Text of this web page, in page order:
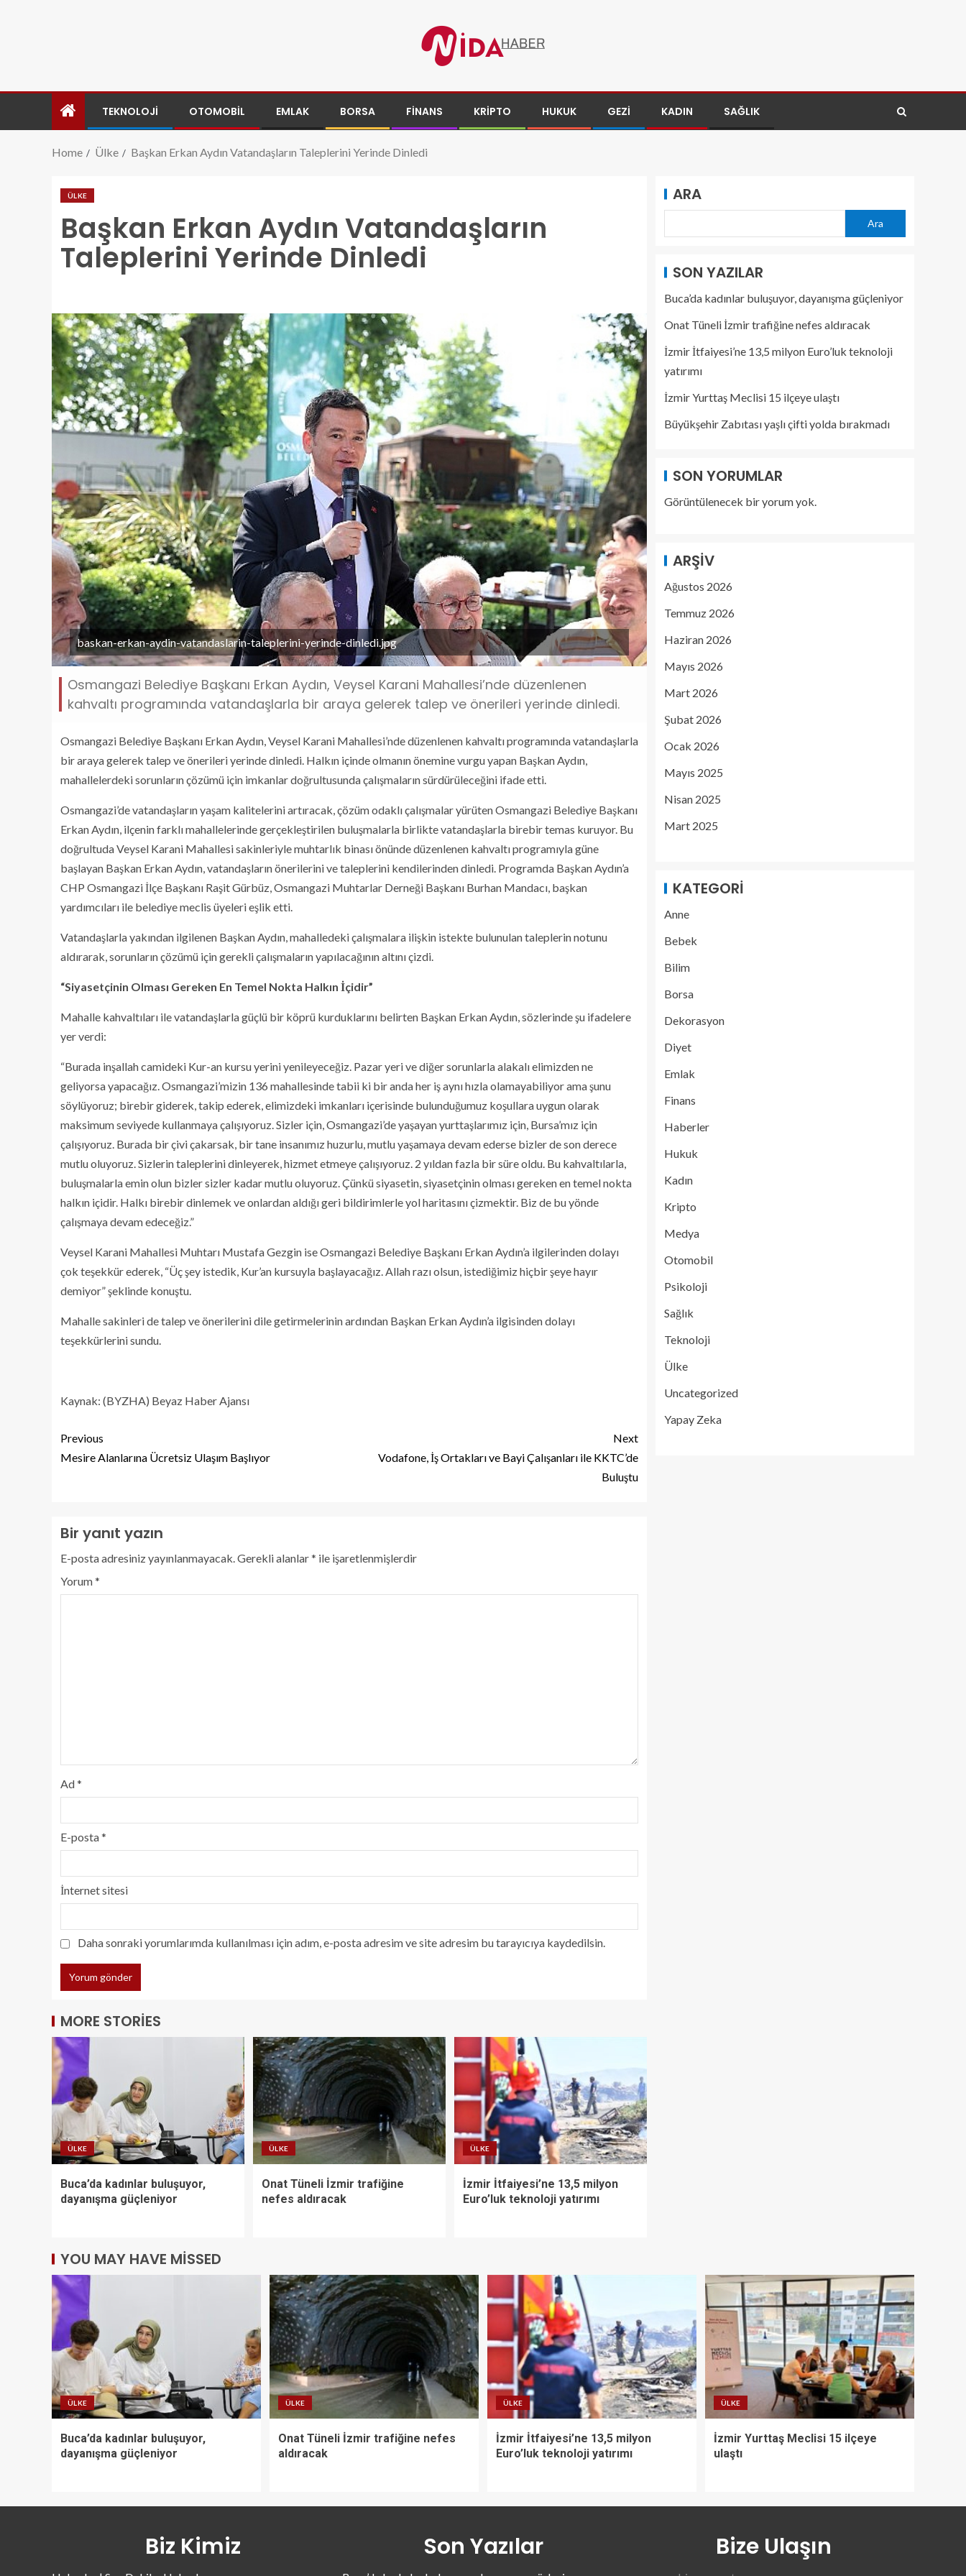
TEKNOLOJI OTOMOBIL EMLAK BORSA FINANS KRIPTO HUKUK GEZI KADIN SAĞLIK
Home Ülke Başkan Erkan Aydın Vatandaşların Taleplerini Yerinde Dinledi
ÜLKE
Başkan Erkan Aydın Vatandaşların
Taleplerini Yerinde Dinledi
baskan-erkan-aydin-vatandaslarin-taleplerini-yerinde-dinledi.jpg
Osmangazi Belediye Başkanı Erkan Aydın, Veysel Karani Mahallesi’nde düzenlenen
kahvaltı programında vatandaşlarla bir araya gelerek talep ve önerileri yerinde dinledi.
Osmangazi Belediye Başkanı Erkan Aydın, Veysel Karani Mahallesi’nde düzenlenen kahvaltı programında vatandaşlarla
bir araya gelerek talep ve önerileri yerinde dinledi. Halkın içinde olmanın önemine vurgu yapan Başkan Aydın,
mahallelerdeki sorunların çözümü için imkanlar doğrultusunda çalışmaların sürdürüleceğini ifade etti.
Osmangazi’de vatandaşların yaşam kalitelerini artıracak, çözüm odaklı çalışmalar yürüten Osmangazi Belediye Başkanı
Erkan Aydın, ilçenin farklı mahallelerinde gerçekleştirilen buluşmalarla birlikte vatandaşlarla birebir temas kuruyor. Bu
doğrultuda Veysel Karani Mahallesi sakinleriyle muhtarlık binası önünde düzenlenen kahvaltı programıyla güne
başlayan Başkan Erkan Aydın, vatandaşların önerilerini ve taleplerini kendilerinden dinledi. Programda Başkan Aydın’a
CHP Osmangazi İlçe Başkanı Raşit Gürbüz, Osmangazi Muhtarlar Derneği Başkanı Burhan Mandacı, başkan
yardımcıları ile belediye meclis üyeleri eşlik etti.
Vatandaşlarla yakından ilgilenen Başkan Aydın, mahalledeki çalışmalara ilişkin istekte bulunulan taleplerin notunu
aldırarak, sorunların çözümü için gerekli çalışmaların yapılacağının altını çizdi.
“Siyasetçinin Olması Gereken En Temel Nokta Halkın İçidir”
Mahalle kahvaltıları ile vatandaşlarla güçlü bir köprü kurduklarını belirten Başkan Erkan Aydın, sözlerinde şu ifadelere
yer verdi:
“Burada inşallah camideki Kur-an kursu yerini yenileyeceğiz. Pazar yeri ve diğer sorunlarla alakalı elimizden ne
geliyorsa yapacağız. Osmangazi’mizin 136 mahallesinde tabii ki bir anda her iş aynı hızla olamayabiliyor ama şunu
söylüyoruz; birebir giderek, takip ederek, elimizdeki imkanları içerisinde bulunduğumuz koşullara uygun olarak
maksimum seviyede kullanmaya çalışıyoruz. Sizler için, Osmangazi’de yaşayan yurttaşlarımız için, Bursa’mız için
çalışıyoruz. Burada bir çivi çakarsak, bir tane insanımız huzurlu, mutlu yaşamaya devam ederse bizler de son derece
mutlu oluyoruz. Sizlerin taleplerini dinleyerek, hizmet etmeye çalışıyoruz. 2 yıldan fazla bir süre oldu. Bu kahvaltılarla,
buluşmalarla emin olun bizler sizler kadar mutlu oluyoruz. Çünkü siyasetin, siyasetçinin olması gereken en temel nokta
halkın içidir. Halkı birebir dinlemek ve onlardan aldığı geri bildirimlerle yol haritasını çizmektir. Biz de bu yönde
çalışmaya devam edeceğiz.”
Veysel Karani Mahallesi Muhtarı Mustafa Gezgin ise Osmangazi Belediye Başkanı Erkan Aydın’a ilgilerinden dolayı
çok teşekkür ederek, “Üç şey istedik, Kur’an kursuyla başlayacağız. Allah razı olsun, istediğimiz hiçbir şeye hayır
demiyor” şeklinde konuştu.
Mahalle sakinleri de talep ve önerilerini dile getirmelerinin ardından Başkan Erkan Aydın’a ilgisinden dolayı
teşekkürlerini sundu.
Kaynak: (BYZHA) Beyaz Haber Ajansı
Previous
Mesire Alanlarına Ücretsiz Ulaşım Başlıyor
Next
Vodafone, İş Ortakları ve Bayi Çalışanları ile KKTC’de
Buluştu
Bir yanıt yazın
E-posta adresiniz yayınlanmayacak.Gerekli alanlar* ile işaretlenmişlerdir
Yorum*
Ad*
E-posta*
İnternet sitesi
Daha sonraki yorumlarımda kullanılması için adım, e-posta adresim ve site adresim bu tarayıcıya kaydedilsin.
MORE STORIES
ÜLKE
Buca’da kadınlar buluşuyor,
dayanışma güçleniyor
ÜLKE
Onat Tüneli İzmir trafiğine
nefes aldıracak
ÜLKE
İzmir İtfaiyesi’ne 13,5 milyon
Euro’luk teknoloji yatırımı
ARA
Ara
SON YAZILAR
Buca’da kadınlar buluşuyor, dayanışma güçleniyor
Onat Tüneli İzmir trafiğine nefes aldıracak
İzmir İtfaiyesi’ne 13,5 milyon Euro’luk teknoloji
yatırımı
İzmir Yurttaş Meclisi 15 ilçeye ulaştı
Büyükşehir Zabıtası yaşlı çifti yolda bırakmadı
SON YORUMLAR
Görüntülenecek bir yorum yok.
ARŞIV
Ağustos 2026
Temmuz 2026
Haziran 2026
Mayıs 2026
Mart 2026
Şubat 2026
Ocak 2026
Mayıs 2025
Nisan 2025
Mart 2025
KATEGORI
Anne
Bebek
Bilim
Borsa
Dekorasyon
Diyet
Emlak
Finans
Haberler
Hukuk
Kadın
Kripto
Medya
Otomobil
Psikoloji
Sağlık
Teknoloji
Ülke
Uncategorized
Yapay Zeka
YOU MAY HAVE MISSED
ÜLKE
Buca’da kadınlar buluşuyor,
dayanışma güçleniyor
ÜLKE
Onat Tüneli İzmir trafiğine nefes
aldıracak
ÜLKE
İzmir İtfaiyesi’ne 13,5 milyon
Euro’luk teknoloji yatırımı
ÜLKE
İzmir Yurttaş Meclisi 15 ilçeye
ulaştı
Biz Kimiz Son Yazılar Bize Ulaşın